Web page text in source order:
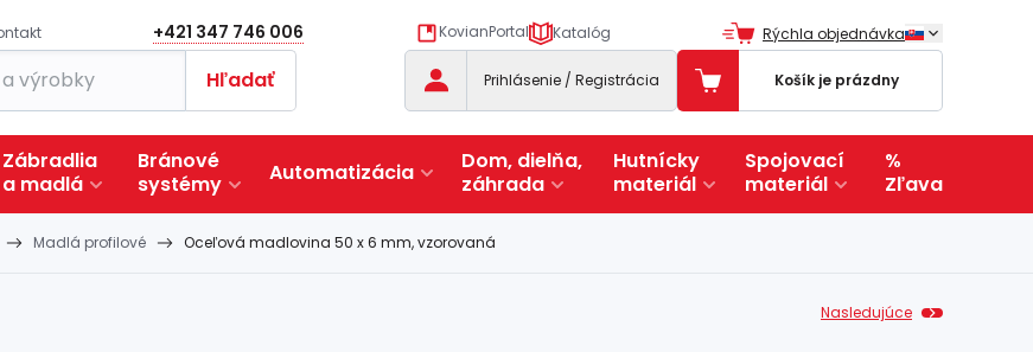
+421 347 746 006 KovianPortal Katalóg Rýchla objednávka
Hľadať Prihlásenie / Registrácia Košík je prázdny
Zábradlia
a madlá
Bránové
systémy
Automatizácia
Dom, dielňa,
záhrada
Hutnícky
materiál
Spojovací
materiál
%
Zľava
Madlá profilové Oceľová madlovina 50 x 6 mm, vzorovaná
Nasledujúce